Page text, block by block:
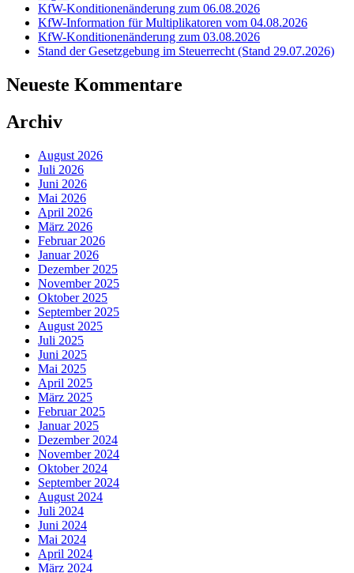
KfW-Konditionenänderung zum 06.08.2026
KfW-Information für Multiplikatoren vom 04.08.2026
KfW-Konditionenänderung zum 03.08.2026
Stand der Gesetzgebung im Steuerrecht (Stand 29.07.2026)
Neueste Kommentare
Archiv
August 2026
Juli 2026
Juni 2026
Mai 2026
April 2026
März 2026
Februar 2026
Januar 2026
Dezember 2025
November 2025
Oktober 2025
September 2025
August 2025
Juli 2025
Juni 2025
Mai 2025
April 2025
März 2025
Februar 2025
Januar 2025
Dezember 2024
November 2024
Oktober 2024
September 2024
August 2024
Juli 2024
Juni 2024
Mai 2024
April 2024
März 2024